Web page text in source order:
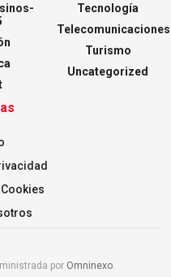
Tecnología
Telecomunicaciones
Turismo
Uncategorized
por Omninexo